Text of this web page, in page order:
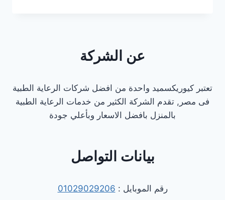
عن الشركة
تعتبر كيوريكسميد واحدة من افضل شركات الرعاية الطبية
فى مصر, تقدم الشركة الكثير من خدمات الرعاية الطبية
بالمنزل بافضل الاسعار وبأعلي جودة
بيانات التواصل
رقم الموبايل : 01029029206